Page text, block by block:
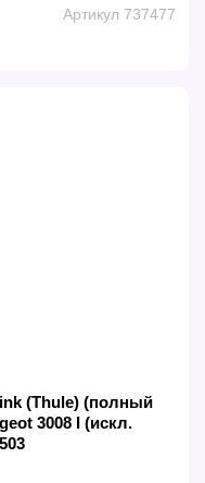
Артикул 737477
(Thule) (полный
3008 I (искл.